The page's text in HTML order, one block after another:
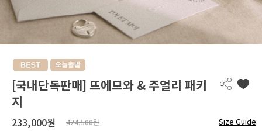
[국내단독판매] 뜨에므와 & 주얼리 패키
지
233,000원 424,500원 Size Guide